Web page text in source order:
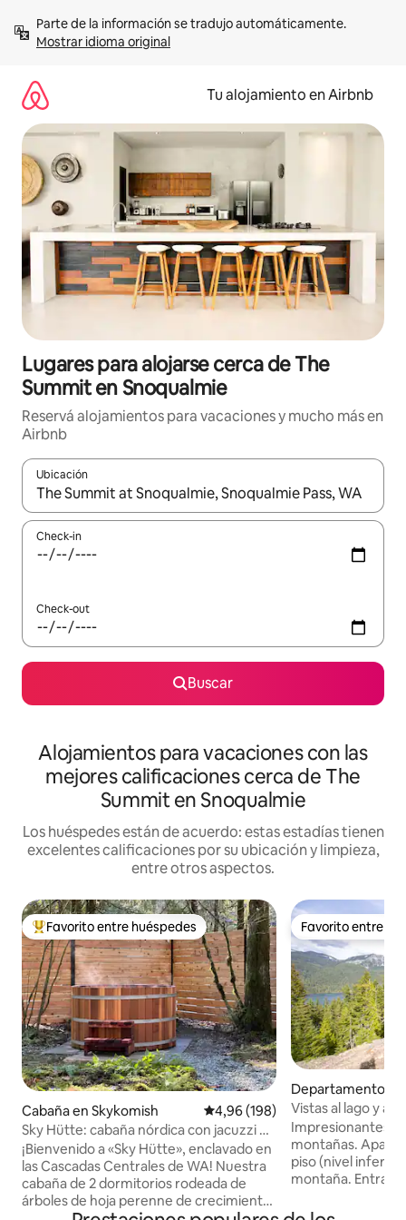
contenidoMostrar idioma original
Tu alojamiento en Airbnb
Lugares para alojarse cerca de The
Summit en Snoqualmie
Reservá alojamientos para vacaciones y mucho más en
Airbnb
Ubicación
Cuando los resultados estén disponibles, navegá con las
Check-in
Check-out
Buscar
Alojamientos para vacaciones con las
mejores calificaciones cerca de The
Summit en Snoqualmie
Los huéspedes están de acuerdo: estas estadías tienen
excelentes calificaciones por su ubicación y limpieza,
entre otros aspectos.
Favorito entre los huéspedes más destacados
Favorito entre huéspedes
Cabaña en Skykomish Calificación promedio: 4,96 de
4,96 (198)
Sky Hütte: cabaña nórdica con jacuzzi de
madera de cedro
¡Bienvenido a «Sky Hütte», enclavado en
las Cascadas Centrales de WA! Nuestra
cabaña de 2 dormitorios rodeada de
árboles de hoja perenne de crecimiento
Favorito entre
Favorito entre
Departamento
residencial en
Vistas al lago y a
la montaña
Impresionantes
montañas.
piso (nivel
montaña.
grandes porches